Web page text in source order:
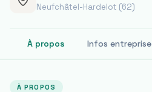
Neufchâtel-Hardelot (62)
À propos Infos entreprise
À PROPOS